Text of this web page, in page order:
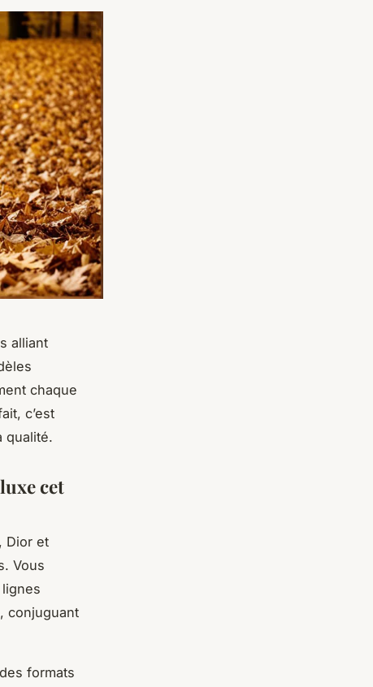
alliant
chaque
c’est
qualité.
cet
Dior et
Vous
conjuguant
formats